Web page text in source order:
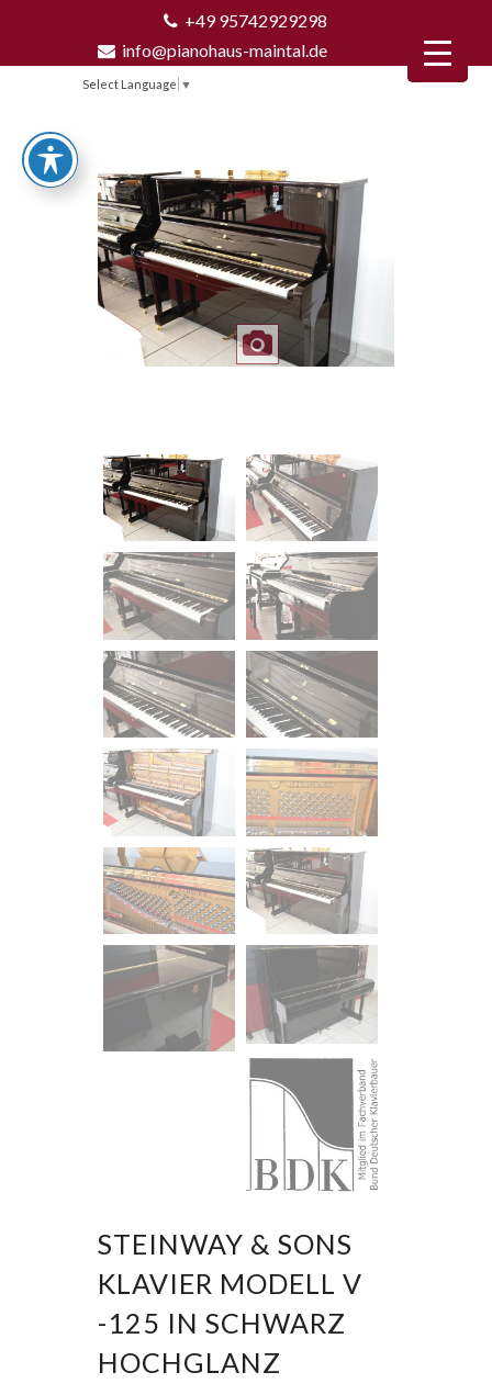
+49 95742929298
info@pianohaus-maintal.de
Select Language ▼
STEINWAY & SONS
KLAVIER MODELL V
-125 IN SCHWARZ
HOCHGLANZ